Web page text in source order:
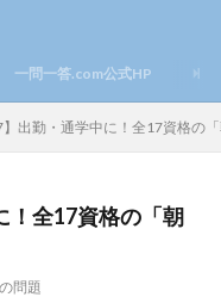
一問一答.com公式HP
】出勤・通学中に！全17資格の
！全17資格の「朝
問題